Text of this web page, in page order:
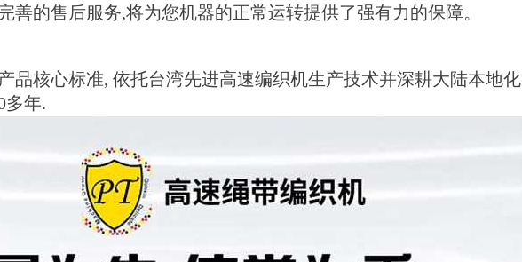
善的售后服务,将为您机器的正常运转提供了强有力的保障。
品核心标准, 依托台湾先进高速编织机生产技术并深耕大陆本地化
多年.